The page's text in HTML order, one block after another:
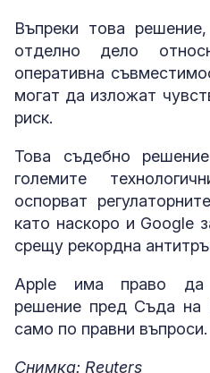
Въпреки това
отделно дело
оперативна
могат да изложат
риск.
Това съдебно
големите
оспорват
като наскоро и Google
срещу рекордна
Apple има право да
решение пред Съда на
само по правни въпроси.
Снимка: Reuters